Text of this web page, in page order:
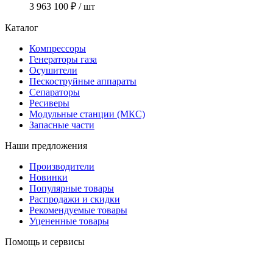
3 963 100 ₽ / шт
Каталог
Компрессоры
Генераторы газа
Осушители
Пескоструйные аппараты
Сепараторы
Ресиверы
Модульные станции (МКС)
Запасные части
Наши предложения
Производители
Новинки
Популярные товары
Распродажи и скидки
Рекомендуемые товары
Уцененные товары
Помощь и сервисы